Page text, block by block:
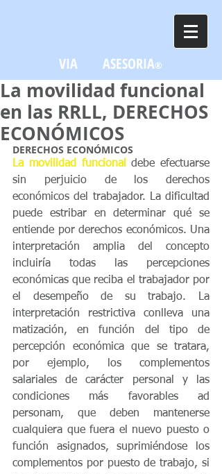
VIA ASESORIA®
La movilidad funcional
en las RRLL, DERECHOS
ECONÓMICOS
DERECHOS ECONÓMICOS
La movilidad funcional debe efectuarse
sin perjuicio de los derechos
económicos del trabajador. La dificultad
puede estribar en determinar qué se
entiende por derechos económicos. Una
interpretación amplia del concepto
incluiría todas las percepciones
económicas que reciba el trabajador por
el desempeño de su trabajo. La
interpretación restrictiva conlleva una
matización, en función del tipo de
percepción económica que se tratara,
por ejemplo, los complementos
salariales de carácter personal y las
condiciones más favorables ad
personam, que deben mantenerse
cualquiera que fuera el nuevo puesto o
función asignados, suprimiéndose los
complementos por puesto de trabajo, si